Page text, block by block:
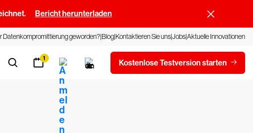
Bericht herunterladen
Datenkompromittierung geworden?BlogKontaktieren Sie unsJobsAktuelle Innovationen
1 Kostenlose Testversion starten